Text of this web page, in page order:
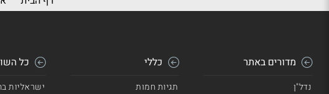
מדורים באתר
נדל"ן
כללי
תגיות חמות
כל
ישראליות